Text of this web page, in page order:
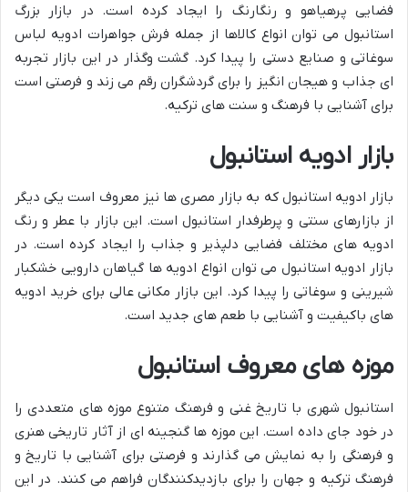
فضایی پرهیاهو و رنگارنگ را ایجاد کرده است. در بازار بزرگ
استانبول می توان انواع کالاها از جمله فرش جواهرات ادویه لباس
سوغاتی و صنایع دستی را پیدا کرد. گشت وگذار در این بازار تجربه
ای جذاب و هیجان انگیز را برای گردشگران رقم می زند و فرصتی است
برای آشنایی با فرهنگ و سنت های ترکیه.
بازار ادویه استانبول
بازار ادویه استانبول که به بازار مصری ها نیز معروف است یکی دیگر
از بازارهای سنتی و پرطرفدار استانبول است. این بازار با عطر و رنگ
ادویه های مختلف فضایی دلپذیر و جذاب را ایجاد کرده است. در
بازار ادویه استانبول می توان انواع ادویه ها گیاهان دارویی خشکبار
شیرینی و سوغاتی را پیدا کرد. این بازار مکانی عالی برای خرید ادویه
های باکیفیت و آشنایی با طعم های جدید است.
موزه های معروف استانبول
استانبول شهری با تاریخ غنی و فرهنگ متنوع موزه های متعددی را
در خود جای داده است. این موزه ها گنجینه ای از آثار تاریخی هنری
و فرهنگی را به نمایش می گذارند و فرصتی برای آشنایی با تاریخ و
فرهنگ ترکیه و جهان را برای بازدیدکنندگان فراهم می کنند. در این